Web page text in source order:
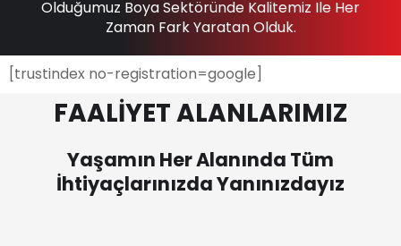
Olduğumuz Boya Sektöründe Kalitemiz Ile Her
Zaman Fark Yaratan Olduk.
[trustindex no-registration=google]
FAALİYET ALANLARIMIZ
Yaşamın Her Alanında Tüm
İhtiyaçlarınızda Yanınızdayız